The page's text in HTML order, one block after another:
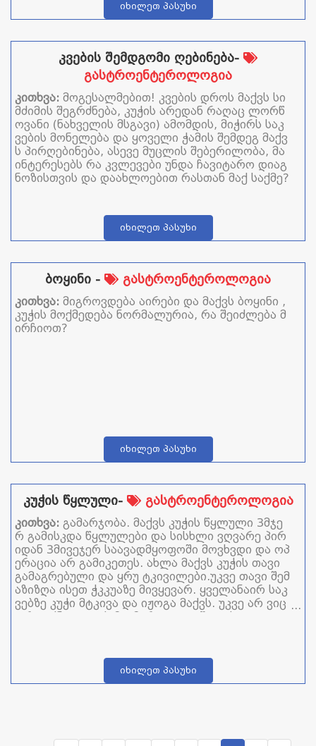
იხილეთ პასუხი
კვების შემდგომი ღებინება-
გასტროენტეროლოგია
კითხვა: მოგესალმებით! კვების დროს მაქვს სი
მძიმის შეგრძნება, კუჭის არედან რაღაც ლორწ
ოვანი (ნახველის მსგავი) ამომდის, მიჭირს საკ
ვების მონელება და ყოველი ჭამის შემდეგ მაქვ
ს პირღებინება, ასევე მუცლის შებერილობა, მა
ინტერესებს რა კვლევები უნდა ჩავიტარო დიაგ
ნოზისთვის და დაახლოებით რასთან მაქ საქმე?
იხილეთ პასუხი
ბოყინი - გასტროენტეროლოგია
კითხვა: მიგროვდება აირები და მაქვს ბოყინი ,
კუჭის მოქმედება ნორმალურია, რა შეიძლება მ
ირჩიოთ?
იხილეთ პასუხი
კუჭის წყლული- გასტროენტეროლოგია
კითხვა: გამარჯობა. მაქვს კუჭის წყლული 3მჯე
რ გამისკდა წყლულები და სისხლი ვღვარე პირ
იდან 3მივეჯერ საავადმყოფოში მოვხვდი და ოპ
ერაცია არ გამიკეთეს. ახლა მაქვს კუჭის თავი
გამაგრებული და ყრუ ტკივილები.უკვე თავი შემ
აზიზღა ისეთ ჭკკუაზე მივყევარ. ყველანაირ საკ
ვებზე კუჭი მტკივა და იჟოგა მაქვს. უკვე არ ვიც
ი რა ვქნა და ვის მივმართო. თუ შეგიძლიათ და
იხილეთ პასუხი